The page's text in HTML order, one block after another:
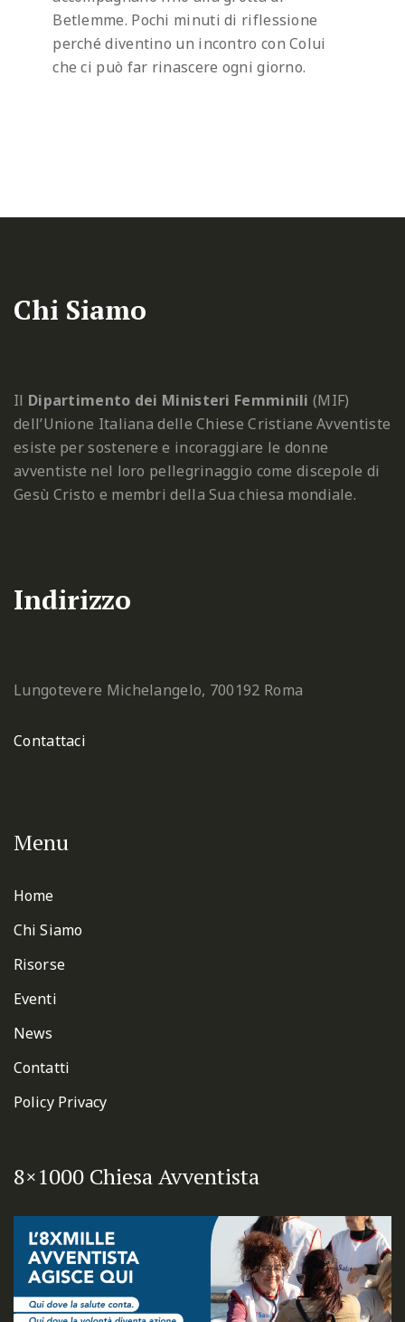
Betlemme. Pochi minuti di riflessione
perché diventino un incontro con Colui
che ci può far rinascere ogni giorno.
Chi Siamo
Il Dipartimento dei Ministeri Femminili (MIF)
dell’Unione Italiana delle Chiese Cristiane Avventiste
esiste per sostenere e incoraggiare le donne
avventiste nel loro pellegrinaggio come discepole di
Gesù Cristo e membri della Sua chiesa mondiale.
Indirizzo
Lungotevere Michelangelo, 700192 Roma
Contattaci
Menu
Home
Chi Siamo
Risorse
Eventi
News
Contatti
Policy Privacy
8×1000 Chiesa Avventista